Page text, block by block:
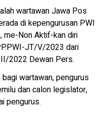
wartawan Jawa Pos
di kepengurusan PWI
me-Non Aktif-kan diri
JT/V/2023 dari
2022 Dewan Pers.
wartawan, pengurus
dan calon legislator,
pengurus.